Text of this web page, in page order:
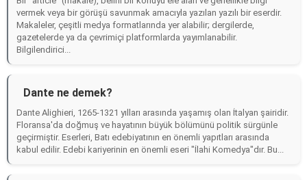
vermek veya bir görüşü savunmak amacıyla yazılan yazılı bir eserdir.
Makaleler, çeşitli medya formatlarında yer alabilir; dergilerde,
gazetelerde ya da çevrimiçi platformlarda yayımlanabilir.
Bilgilendirici...
Dante ne demek?
Dante Alighieri, 1265-1321 yılları arasında yaşamış olan İtalyan şairidir.
Floransa'da doğmuş ve hayatının büyük bölümünü politik sürgünle
geçirmiştir. Eserleri, Batı edebiyatının en önemli yapıtları arasında
kabul edilir. Edebi kariyerinin en önemli eseri "İlahi Komedya"dır. Bu...